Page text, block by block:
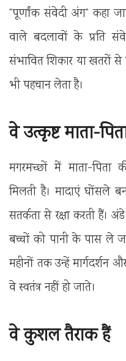
“पूर्णांक संवेदी अंग” कहा
वाले बदलावों के प्रति
संभावित शिकार या खतरों से
भी पहचान लेता है।
वे उत्कृष्ट माता-
मगरमच्छों में माता-
मिलती है। मादाएं घोंसले
सतर्कता से रक्षा करती
बच्चों को पानी के पास ले
महीनों तक उन्हें मार्गदर्शन
वे स्वतंत्र नहीं हो जाते।
वे कुशल तैराक हैं